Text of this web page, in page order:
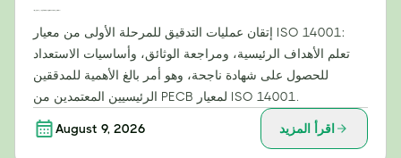
إتقان عمليات التدقيق للمرحلة الأولى من معيار ISO 14001:
تعلم الأهداف الرئيسية، ومراجعة الوثائق، وأساسيات الاستعداد
للحصول على شهادة ناجحة، وهو أمر بالغ الأهمية للمدققين
الرئيسيين المعتمدين من PECB لمعيار ISO 14001.
August 9, 2026 اقرأ المزيد